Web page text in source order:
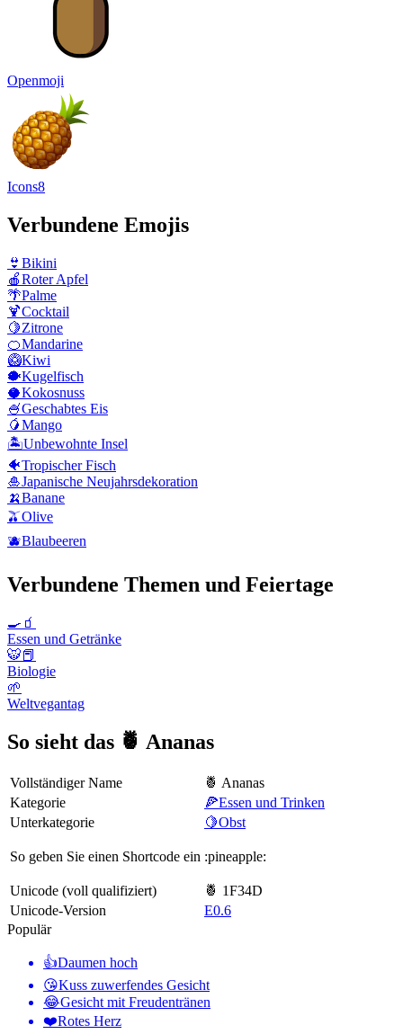
Openmoji
Icons8
Verbundene Emojis
👙 Bikini
🍎Roter Apfel
🌴Palme
🍹Cocktail
🍋Zitrone
🍊Mandarine
🥝Kiwi
🐡Kugelfisch
🥥Kokosnuss
🍧Geschabtes Eis
🥭Mango
🏝️Unbewohnte Insel
🐠Tropischer Fisch
🎍Japanische Neujahrsdekoration
🍌Banane
🫒Olive
🫐Blaubeeren
Verbundene Themen und Feiertage
🍳🧃
Essen und Getränke
🐯📕
Biologie
🌱
Weltvegantag
So sieht das 🍍 Ananas
Vollständiger Name
🍍 Ananas
Kategorie
🍕Essen und Trinken
Unterkategorie
🍋Obst
So geben Sie einen Shortcode ein :pineapple:
Unicode (voll qualifiziert)
🍍 1F34D
Unicode-Version
E0.6
Populär
👍Daumen hoch
😘Kuss zuwerfendes Gesicht
😂Gesicht mit Freudentränen
❤️Rotes Herz